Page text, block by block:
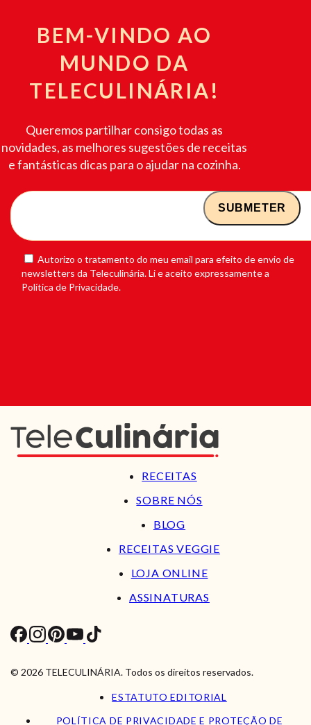
BEM-VINDO AO
MUNDO DA
TELECULINÁRIA!
Queremos partilhar consigo todas as
novidades, as melhores sugestões de receitas
e fantásticas dicas para o ajudar na cozinha.
Autorizo o tratamento do meu email para efeito de envio de
newsletters da Teleculinária. Li e aceito expressamente a
Política de Privacidade.
RECEITAS
SOBRE NÓS
BLOG
RECEITAS VEGGIE
LOJA ONLINE
ASSINATURAS
© 2026 TELECULINÁRIA. Todos os direitos reservados.
ESTATUTO EDITORIAL
POLÍTICA DE PRIVACIDADE E PROTEÇÃO DE